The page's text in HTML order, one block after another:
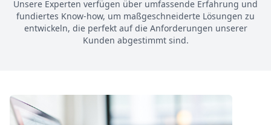
Unsere Experten verfügen über umfassende Erfahrung und
fundiertes Know-how, um maßgeschneiderte Lösungen zu
entwickeln, die perfekt auf die Anforderungen unserer
Kunden abgestimmt sind.